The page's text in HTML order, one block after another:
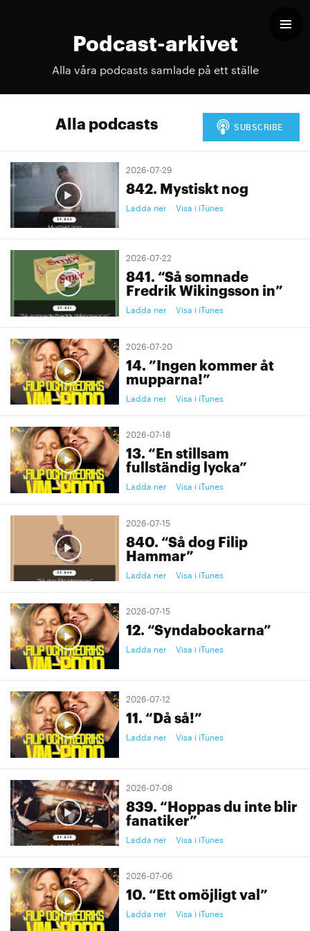
Podcast-arkivet
Alla våra podcasts samlade på ett ställe
Alla podcasts
2026-07-29
842. Mystiskt nog
Ladda ner Visa i iTunes
2026-07-22
841. “Så somnade
Fredrik Wikingsson in”
Ladda ner Visa i iTunes
2026-07-20
14. ”Ingen kommer åt
mupparna!”
Ladda ner Visa i iTunes
2026-07-18
13. “En stillsam
fullständig lycka”
Ladda ner Visa i iTunes
2026-07-15
840. “Så dog Filip
Hammar”
Ladda ner Visa i iTunes
2026-07-15
12. “Syndabockarna”
Ladda ner Visa i iTunes
2026-07-12
11. “Då så!”
Ladda ner Visa i iTunes
2026-07-08
839. “Hoppas du inte blir
fanatiker”
Ladda ner Visa i iTunes
2026-07-06
10. “Ett omöjligt val”
Ladda ner Visa i iTunes